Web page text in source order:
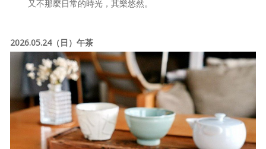
又不那麼日常的時光，其樂悠然。
2026.05.24（日）午茶